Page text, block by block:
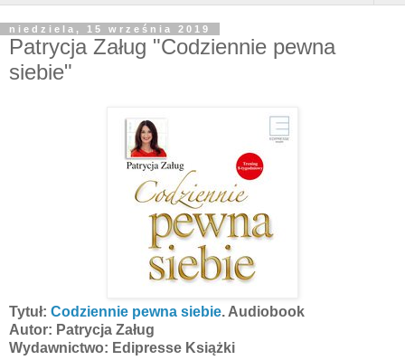
niedziela, 15 września 2019
Patrycja Załug "Codziennie pewna
siebie"
Tytuł: Codziennie pewna siebie. Audiobook
Autor: Patrycja Załug
Wydawnictwo: Edipresse Książki